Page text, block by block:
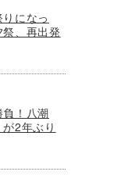
りになっ
、再出発
！八潮
が2年ぶり